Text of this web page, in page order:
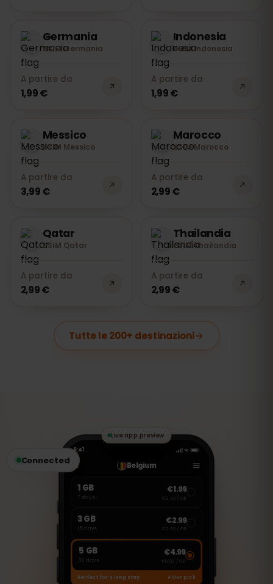
Germania
eSIM Germania
A partire da
1,99 €
Indonesia
eSIM Indonesia
A partire da
1,99 €
Messico
eSIM Messico
A partire da
3,99 €
Marocco
eSIM Marocco
A partire da
2,99 €
Qatar
eSIM Qatar
A partire da
2,99 €
Thailandia
eSIM Thailandia
A partire da
2,99 €
Tutte le 200+ destinazioni